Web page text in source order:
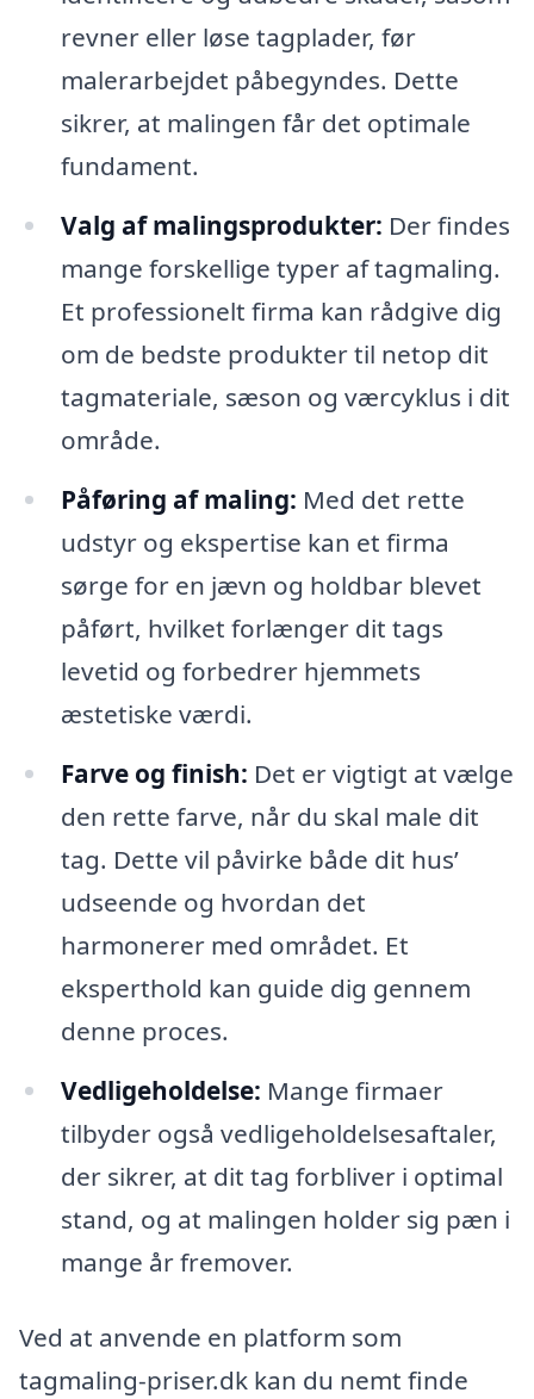
revner eller løse tagplader, før
malerarbejdet påbegyndes. Dette
sikrer, at malingen får det optimale
fundament.
Valg af malingsprodukter: Der findes
mange forskellige typer af tagmaling.
Et professionelt firma kan rådgive dig
om de bedste produkter til netop dit
tagmateriale, sæson og værcyklus i dit
område.
Påføring af maling: Med det rette
udstyr og ekspertise kan et firma
sørge for en jævn og holdbar blevet
påført, hvilket forlænger dit tags
levetid og forbedrer hjemmets
æstetiske værdi.
Farve og finish: Det er vigtigt at vælge
den rette farve, når du skal male dit
tag. Dette vil påvirke både dit hus’
udseende og hvordan det
harmonerer med området. Et
eksperthold kan guide dig gennem
denne proces.
Vedligeholdelse: Mange firmaer
tilbyder også vedligeholdelsesaftaler,
der sikrer, at dit tag forbliver i optimal
stand, og at malingen holder sig pæn i
mange år fremover.
Ved at anvende en platform som
tagmaling-priser.dk kan du nemt finde